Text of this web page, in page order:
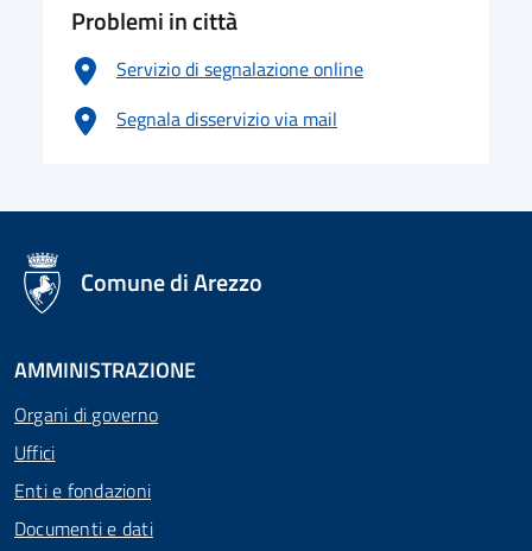
Problemi in città
Servizio di segnalazione online
Segnala disservizio via mail
logo Unione Europea
Comune di Arezzo
AMMINISTRAZIONE
Organi di governo
Uffici
Enti e fondazioni
Documenti e dati